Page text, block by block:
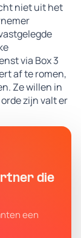
niet uit het
via Box 3
af te romen,
Ze willen in
zijn valt er
die
een